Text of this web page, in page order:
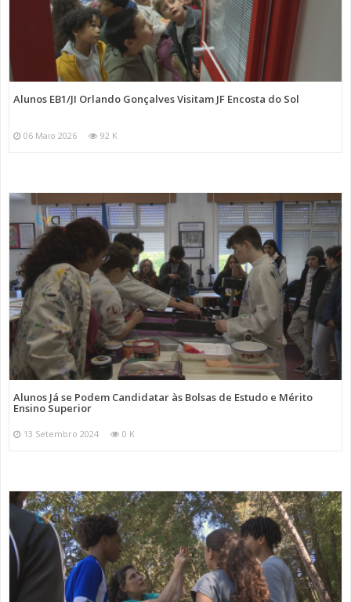
Alunos EB1/JI Orlando Gonçalves Visitam JF Encosta do Sol
06 Maio 2026 92 K
Alunos Já se Podem Candidatar às Bolsas de Estudo e Mérito
Ensino Superior
13 Setembro 2024 0 K